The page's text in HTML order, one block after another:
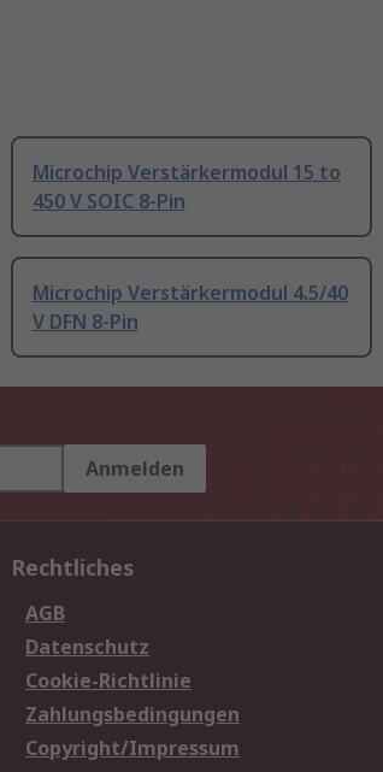
Microchip Verstärkermodul 15 to
450 V SOIC 8-Pin
Microchip Verstärkermodul 4.5/40
V DFN 8-Pin
Anmelden
Rechtliches
AGB
Datenschutz
Cookie-Richtlinie
Zahlungsbedingungen
Copyright/Impressum